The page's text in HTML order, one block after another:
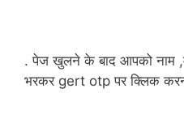
. पेज खुलने के बाद आपको नाम
भरकर gert otp पर क्लिक